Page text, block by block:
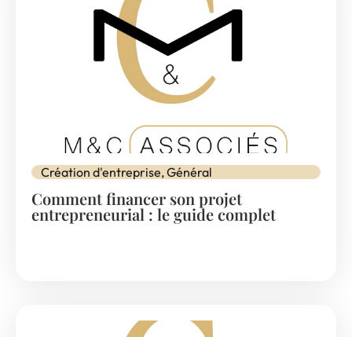
Création d'entreprise,Général
Comment financer son projet
entrepreneurial : le guide complet